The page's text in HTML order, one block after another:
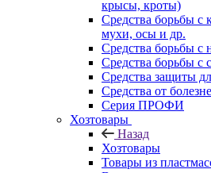
крысы, кроты)
Средства борьбы с
мухи, осы и др.
Средства борьбы с
Средства борьбы с
Средства защиты
Средства от
Серия ПРОФИ
Хозтовары
Назад
Хозтовары
Товары из